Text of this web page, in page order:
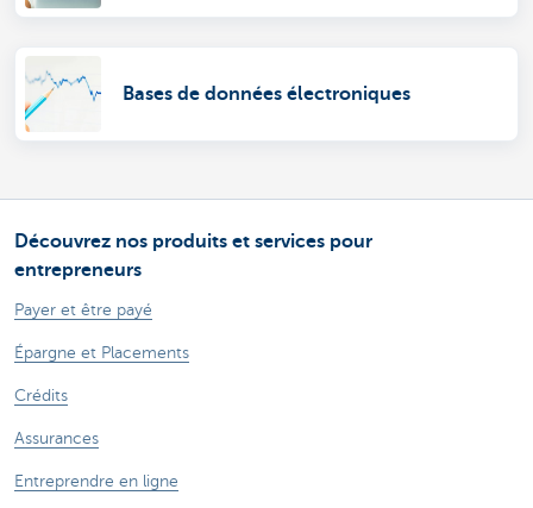
Bases de données électroniques
Découvrez nos produits et services pour
entrepreneurs
Payer et être payé
Épargne et Placements
Crédits
Assurances
Entreprendre en ligne